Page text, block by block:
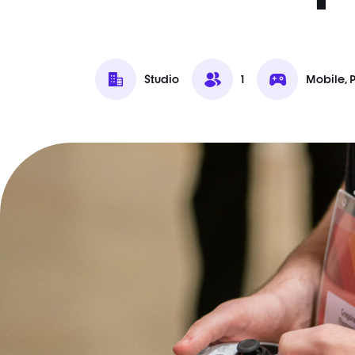
Studio 1 Mobile,